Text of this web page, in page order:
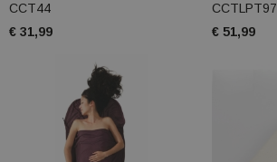
CCT44
€ 31,99
CCTLPT97
€ 51,99